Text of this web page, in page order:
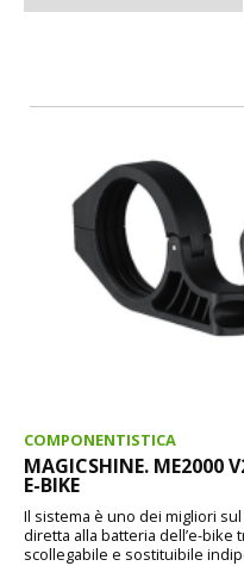
COMPONENTISTICA
MAGICSHINE. ME2000
E-BIKE
Il sistema è uno dei migliori
diretta alla batteria dell’e-bike
scollegabile e sostituibile